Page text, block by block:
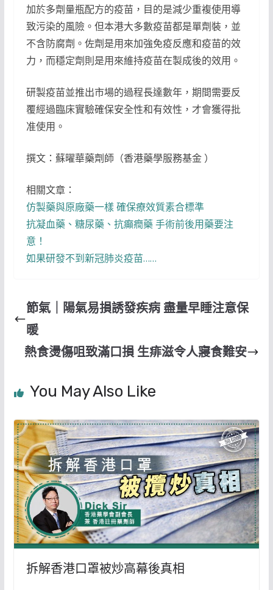
加於多劑量瓶配方的疫苗，目的是減少重複使用導
致污染的風險。但本港大多數疫苗都是單劑裝，並
不含防腐劑。佐劑是用來加強免疫反應和疫苗的效
力，而穩定劑則是用來維持疫苗在製成後的效用。
研製疫苗並推出市場的過程長達數年，期間需要反
覆經過臨床實驗確保安全性和有效性，才會獲得批
准使用。
撰文：蘇曜華藥劑師（香港藥學服務基金 ）
相關文章：
仿製藥與原廠藥一樣 確保療效質素合標準
抗凝血藥、糖尿藥、抗癲癇藥 手術前後用藥要注
意！
如果研發不到新冠肺炎疫苗……
節氣｜陽氣易損誘發疾病 盡量早睡注意保
暖
熱食燙傷咀致滿口損 生痱滋令人寢食難安
You May Also Like
拆解香港口罩被炒高幕後真相